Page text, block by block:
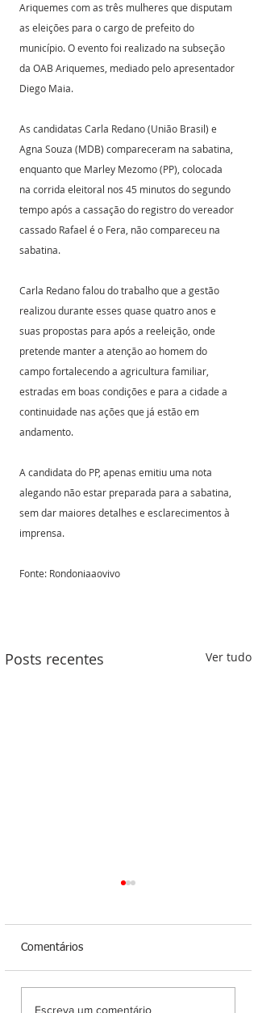
Ariquemes com as três mulheres que disputam
as eleições para o cargo de prefeito do
município. O evento foi realizado na subseção
da OAB Ariquemes, mediado pelo apresentador
Diego Maia.
As candidatas Carla Redano (União Brasil) e
Agna Souza (MDB) compareceram na sabatina,
enquanto que Marley Mezomo (PP), colocada
na corrida eleitoral nos 45 minutos do segundo
tempo após a cassação do registro do vereador
cassado Rafael é o Fera, não compareceu na
sabatina.
Carla Redano falou do trabalho que a gestão
realizou durante esses quase quatro anos e
suas propostas para após a reeleição, onde
pretende manter a atenção ao homem do
campo fortalecendo a agricultura familiar,
estradas em boas condições e para a cidade a
continuidade nas ações que já estão em
andamento.
A candidata do PP, apenas emitiu uma nota
alegando não estar preparada para a sabatina,
sem dar maiores detalhes e esclarecimentos à
imprensa.
Fonte: Rondoniaaovivo
Posts recentes Ver tudo
PM prende homem após
Comentários
Escreva um comentário